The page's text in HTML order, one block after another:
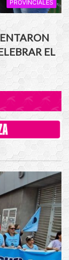
PROVINCIALES
EL